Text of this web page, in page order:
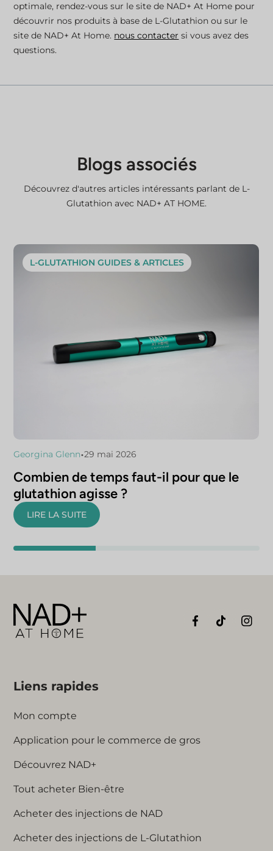
optimale, rendez-vous sur le site de NAD+ At Home pour
découvrir nos produits à base de L-Glutathion ou sur le
site de NAD+ At Home. nous contacter si vous avez des
questions.
Blogs associés
Découvrez d'autres articles intéressants parlant de L-
Glutathion avec NAD+ AT HOME.
L-GLUTATHION GUIDES & ARTICLES
Georgina Glenn•29 mai 2026
Combien de temps faut-il pour que le
glutathion agisse ?
LIRE LA SUITE
Liens rapides
Mon compte
Application pour le commerce de gros
Découvrez NAD+
Tout acheter Bien-être
Acheter des injections de NAD
Acheter des injections de L-Glutathion